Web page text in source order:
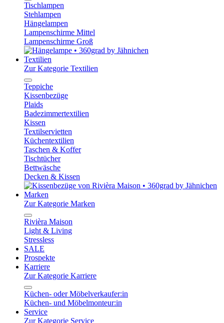
Tischlampen
Stehlampen
Hängelampen
Lampenschirme Mittel
Lampenschirme Groß
Textilien
Zur Kategorie Textilien
Teppiche
Kissenbezüge
Plaids
Badezimmertextilien
Kissen
Textilservietten
Küchentextilien
Taschen & Koffer
Tischtücher
Bettwäsche
Decken & Kissen
Marken
Zur Kategorie Marken
Rivièra Maison
Light & Living
Stressless
SALE
Prospekte
Karriere
Zur Kategorie Karriere
Küchen- oder Möbelverkaufer:in
Küchen- und Möbelmonteur:in
Service
Zur Kategorie Service